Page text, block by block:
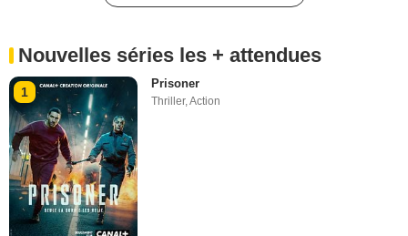
Nouvelles séries les + attendues
1
Prisoner
Thriller,Action